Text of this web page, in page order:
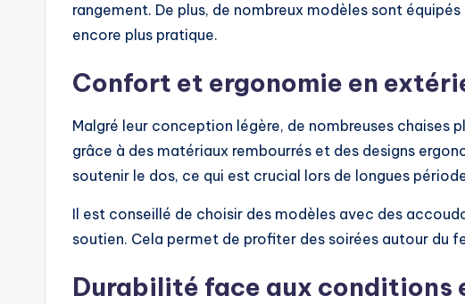
rangement. De plus, de nombreux modèles sont
encore plus pratique.
Confort et ergonomie en
Malgré leur conception légère, de nombreuses chaises
grâce à des matériaux rembourrés et des designs
soutenir le dos, ce qui est crucial lors de longues
Il est conseillé de choisir des modèles avec des
soutien. Cela permet de profiter des soirées autour du
Durabilité face aux conditions